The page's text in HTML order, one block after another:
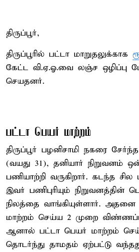
திருப்பூர்,
திருப்பூரில் பட்டா மாறுதலுக்காக
கேட்ட வி.ஏ.ஓ.வை லஞ்ச ஒழிப்பு
செயதனர்.
பட்டா பெயர் மாற்றம்
திருப்பூர் பழனிசாமி நகரை
(வயது 31), தனியார் நிறுவனம்
பணியாற்றி வருகிறார். கடந்த சில
இவர் பணிபுரியும் நிறுவனத்தின்
நிலத்தை வாங்கியுள்ளார். அதனை
மாற்றம் செய்ய 2 முறை
ஆனால் பட்டா பெயர் மாற்றம்
தொடர்ந்து தாமதம் ஏற்பட்டு